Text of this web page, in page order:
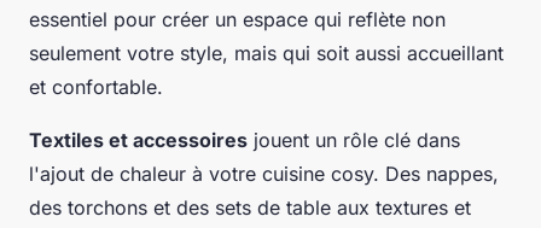
essentiel pour créer un espace qui reflète non
seulement votre style, mais qui soit aussi accueillant
et confortable.
Textiles et accessoires jouent un rôle clé dans
l'ajout de chaleur à votre cuisine cosy. Des nappes,
des torchons et des sets de table aux textures et